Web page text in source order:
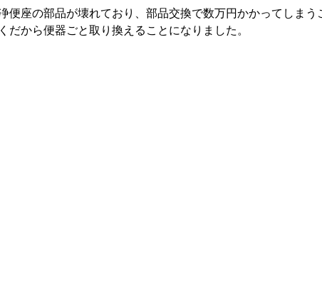
便座の部品が壊れており、部品交換で数万円かかってしまう
だから便器ごと取り換えることになりました。